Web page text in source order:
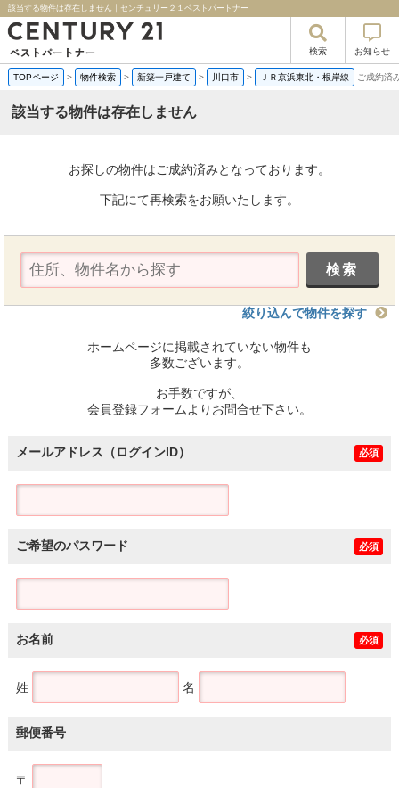
該当する物件は存在しません｜センチュリー２１ベストパートナー
検索 お知らせ
TOPページ > 物件検索 > 新築一戸建て > 川口市 > ＪＲ京浜東北・根岸線 ご成約済
該当する物件は存在しません
お探しの物件はご成約済みとなっております。
下記にて再検索をお願いたします。
絞り込んで物件を探す
ホームページに掲載されていない物件も
多数ございます。
お手数ですが、
会員登録フォームよりお問合せ下さい。
メールアドレス（ログインID） 必須
ご希望のパスワード 必須
お名前 必須
姓 名
郵便番号
〒